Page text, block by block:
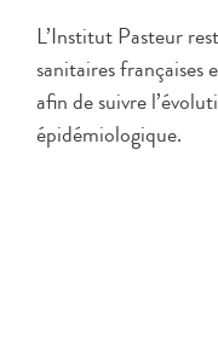
L’Institut Pasteur
sanitaires françaises
afin de suivre
épidémiologique.